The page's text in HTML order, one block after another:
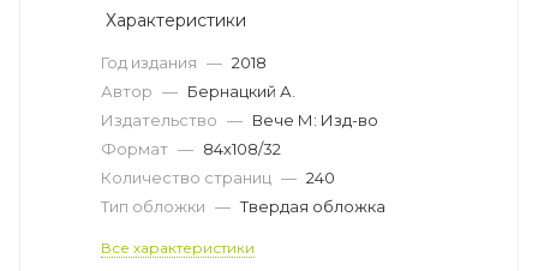
Характеристики
Год издания — 2018
Автор — Бернацкий А.
Издательство — Вече М: Изд-во
Формат — 84х108/32
Количество страниц — 240
Тип обложки — Твердая обложка
Все характеристики